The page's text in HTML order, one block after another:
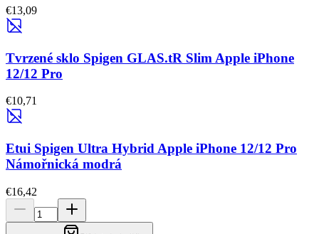
€13,09
Tvrzené sklo Spigen GLAS.tR Slim Apple iPhone
12/12 Pro
€10,71
Etui Spigen Ultra Hybrid Apple iPhone 12/12 Pro
Námořnická modrá
€16,42